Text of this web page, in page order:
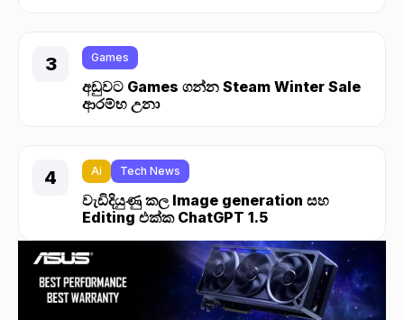
Games
අඩුවට Games ගන්න Steam Winter Sale
ආරම්භ උනා
Ai Tech News
වැඩිදියුණු කල Image generation සහ
Editing එක්ක ChatGPT 1.5